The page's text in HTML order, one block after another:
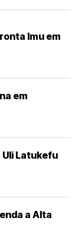
Imu em
em
Uli Latukefu
a Alta